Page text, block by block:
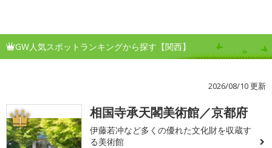
GW人気スポットランキングから探す【関西】
2026/08/10 更新
1 相国寺承天閣美術館／京都府
伊藤若冲など多くの優れた文化財を収蔵す
る美術館